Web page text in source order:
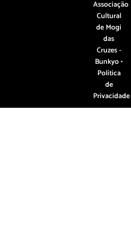
Associação
Cultural
de Mogi
das
Cruzes -
Bunkyo •
Política
de
Privacidade